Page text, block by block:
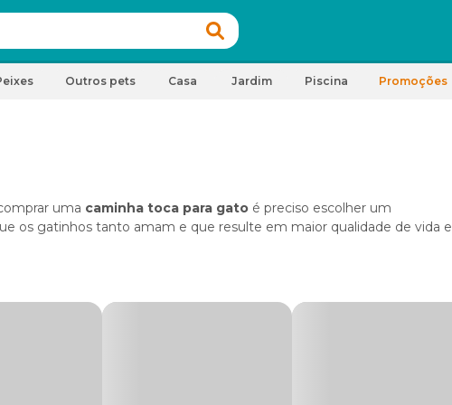
Outros pets Casa Jardim Piscina Promoções
uma caminha toca para gato é preciso escolher um
os gatinhos tanto amam e que resulte em maior qualidade de vida e
uma delas é perfeita para garantir muitas horas de soneca para o seu